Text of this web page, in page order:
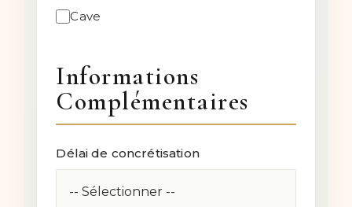
Cave
Informations
Complémentaires
Délai de concrétisation